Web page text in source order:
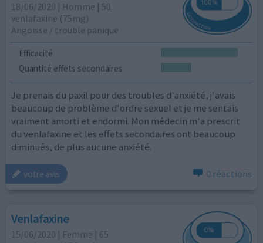
18/06/2020 | Homme | 50
venlafaxine (75mg)
Angoisse / trouble panique
Efficacité
Quantité effets secondaires
Je prenais du paxil pour des troubles d'anxiété, j'avais
beaucoup de problème d'ordre sexuel et je me sentais
vraiment amorti et endormi. Mon médecin m'a prescrit
du venlafaxine et les effets secondaires ont beaucoup
diminués, de plus aucune anxiété.
votre avis 0 réactions
Venlafaxine
15/06/2020 | Femme | 65